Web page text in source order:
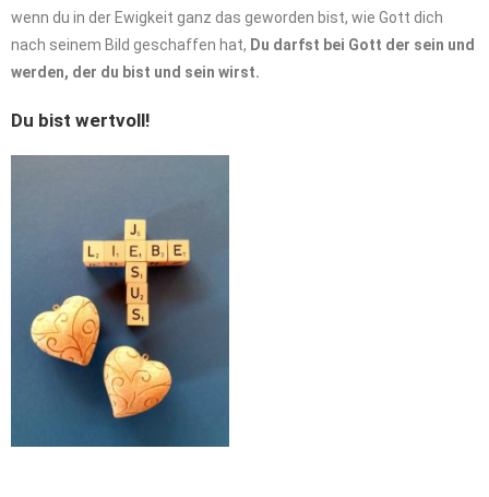
wenn du in der Ewigkeit ganz das geworden bist, wie Gott dich
nach seinem Bild geschaffen hat, Du darfst bei Gott der sein und
werden, der du bist und sein wirst.
Du bist wertvoll!